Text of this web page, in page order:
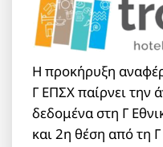
Η προκήρυξη
Γ ΕΠΣΧ παίρνει την
δεδομένα στη Γ
και 2η θέση από τη